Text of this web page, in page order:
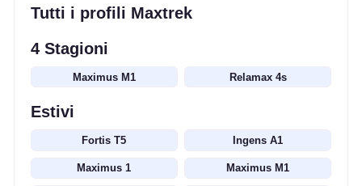
Tutti i profili Maxtrek
4 Stagioni
Maximus M1 Relamax 4s
Estivi
Fortis T5 Ingens A1
Maximus 1 Maximus M1